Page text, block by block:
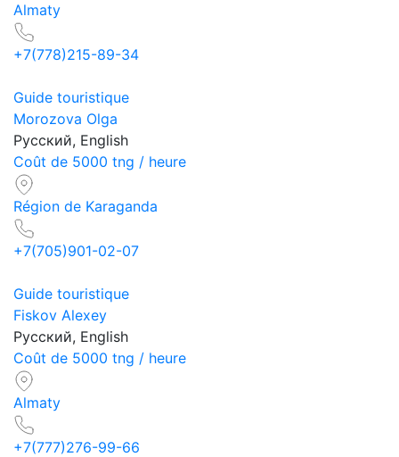
Almaty
+7(778)215-89-34
Guide touristique
Morozova Olga
Русский, English
Coût de 5000 tng / heure
Région de Karaganda
+7(705)901-02-07
Guide touristique
Fiskov Alexey
Русский, English
Coût de 5000 tng / heure
Almaty
+7(777)276-99-66